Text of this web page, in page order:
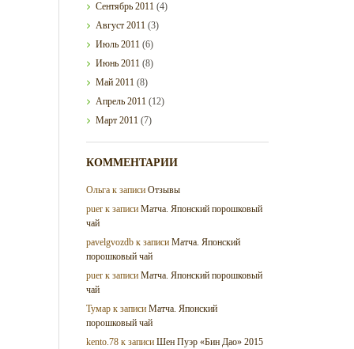
Сентябрь2011 (4)
Август2011 (3)
Июль2011 (6)
Июнь2011 (8)
Май2011 (8)
Апрель2011 (12)
Март2011 (7)
КОММЕНТАРИИ
Ольга к записиОтзывы
puer к записиМатча. Японский порошковый
чай
pavelgvozdb к записиМатча. Японский
порошковый чай
puer к записиМатча. Японский порошковый
чай
Тумар к записиМатча. Японский
порошковый чай
kento.78 к записиШен Пуэр «Бин Дао» 2015